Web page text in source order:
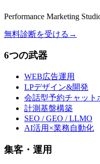
Performance Marketing
無料診断を受ける →
6つの武器
WEB広告運用
LPデザイン&開発
会話型予約チャット
計測基盤構築
SEO / GEO / LLMO
AI活用×業務自動化
集客・運用